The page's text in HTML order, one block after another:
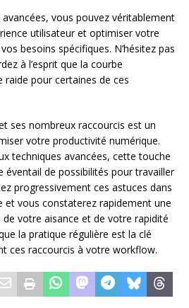
vous pouvez véritablement
utilisateur et optimiser votre
besoins spécifiques. N’hésitez pas
à l’esprit que la courbe
raide pour certaines de ces
ses nombreux raccourcis est un
votre productivité numérique.
techniques avancées, cette touche
éventail de possibilités pour travailler
progressivement ces astuces dans
vous constaterez rapidement une
votre aisance et de votre rapidité
la pratique régulière est la clé
ces raccourcis à votre workflow.